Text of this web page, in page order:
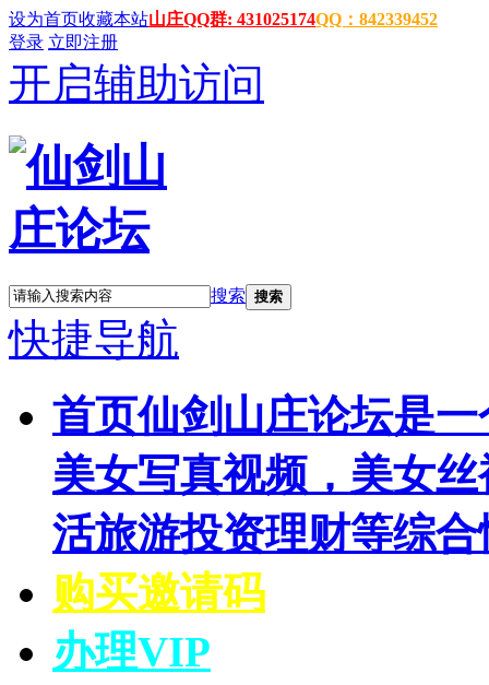
设为首页收藏本站山庄QQ群: 431025174QQ：842339452
登录 立即注册
开启辅助访问
搜索 搜索
快捷导航
首页仙剑山庄论坛是
美女写真视频，美女
活旅游投资理财等综
购买邀请码
办理VIP